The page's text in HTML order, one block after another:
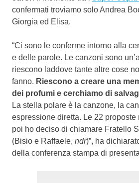
confermati troviamo solo Andrea
Giorgia ed Elisa.
“Ci sono le conferme intorno alla
e delle parole. Le canzoni sono
riescono laddove tante altre cose
fanno. Riescono a creare una
dei profumi e cerchiamo di
La stella polare è la canzone, la
espressione diretta. Le 22 proposte
poi ho deciso di chiamare Fratello
(Bisio e Raffaele, ndr)”, ha
della conferenza stampa di